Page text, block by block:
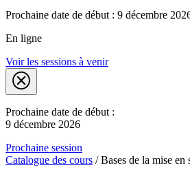
Prochaine date de début : 9 décembre
En ligne
Voir les sessions à venir
Prochaine date de début :
9 décembre 2026
Prochaine session
Catalogue des cours / Bases de la mise en